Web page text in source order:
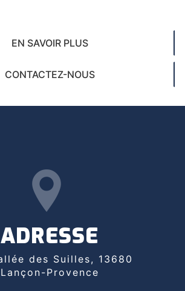
EN SAVOIR PLUS
CONTACTEZ-NOUS
ADRESSE
Lançon-Provence